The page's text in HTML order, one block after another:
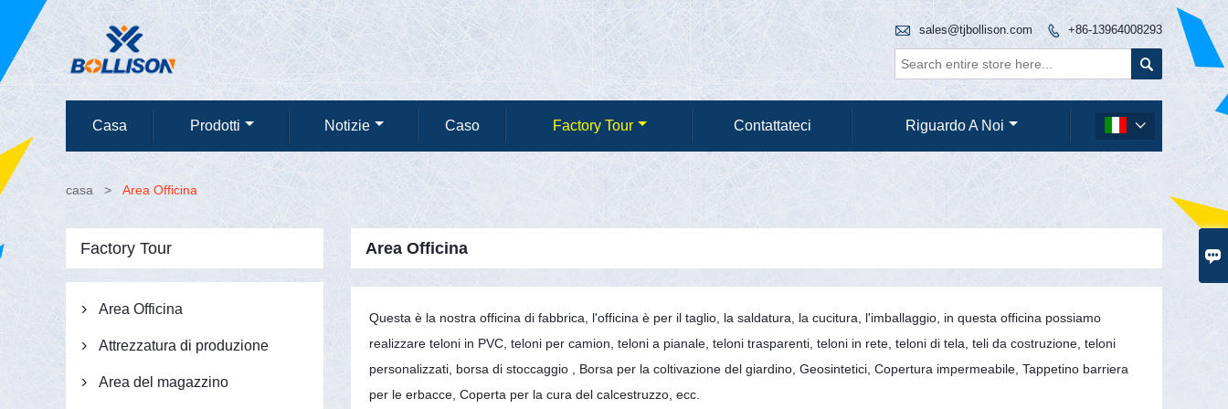

 sales@tjbollison.com  +86-13964008293

Casa Prodotti Notizie Caso Factory Tour Contattateci Riguardo A Noi 
casa > Area Officina
Area Officina
Questa è la nostra officina di fabbrica, l'officina è per il taglio, la saldatura, la cucitura, l'imballaggio, in questa officina possiamo
realizzare teloni in PVC, teloni per camion, teloni a pianale, teloni trasparenti, teloni in rete, teloni di tela, teli da costruzione, teloni
personalizzati, borsa di stoccaggio , Borsa per la coltivazione del giardino, Geosintetici, Copertura impermeabile, Tappetino barriera
per le erbacce, Coperta per la cura del calcestruzzo, ecc.
Factory Tour
 Area Officina
 Attrezzatura di produzione
 Area del magazzino